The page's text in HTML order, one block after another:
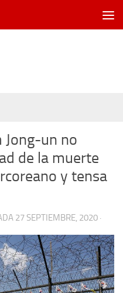
Jong-un no
de la muerte
y tensa
27 SEPTIEMBRE, 2020 ·